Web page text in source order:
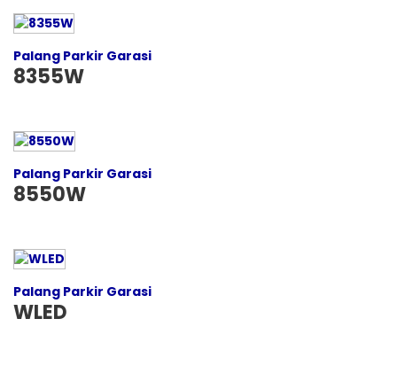
Palang Parkir Garasi
8355W
Palang Parkir Garasi
8550W
Palang Parkir Garasi
WLED